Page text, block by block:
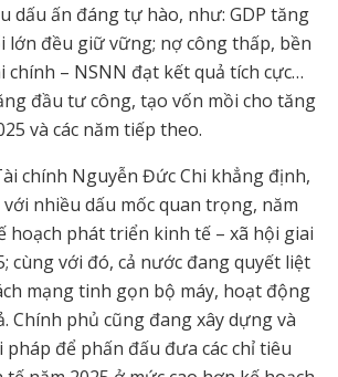
dấu ấn đáng tự hào, như: GDP tăng
lớn đều giữ vững; nợ công thấp, bền
chính – NSNN đạt kết quả tích cực…
đầu tư công, tạo vốn mồi cho tăng
và các năm tiếp theo.
chính Nguyễn Đức Chi khẳng định,
với nhiều dấu mốc quan trọng, năm
hoạch phát triển kinh tế – xã hội giai
cùng với đó, cả nước đang quyết liệt
mạng tinh gọn bộ máy, hoạt động
Chính phủ cũng đang xây dựng và
pháp để phấn đấu đưa các chỉ tiêu